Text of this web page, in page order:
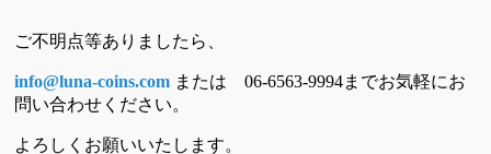
ご不明点等ありましたら、
info@luna-coins.com または 06-6563-9994までお気軽にお
問い合わせください。
よろしくお願いいたします。